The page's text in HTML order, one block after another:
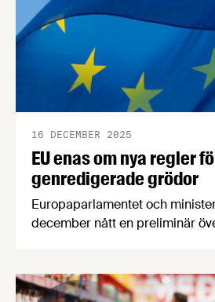
EU enas om nya regler
genredigerade grödor
16 DECEMBER 2025
Europaparlamentet och
december nått en preliminär
handlar framför allt om